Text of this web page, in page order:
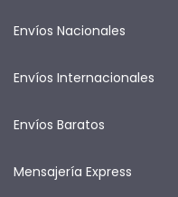
Envíos Nacionales
Envíos Internacionales
Envíos Baratos
Mensajería Express